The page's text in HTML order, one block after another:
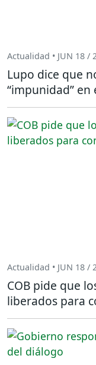
Actualidad • JUN 18 /
Lupo dice que
“impunidad” en
Actualidad • JUN 18 /
COB pide que
liberados para